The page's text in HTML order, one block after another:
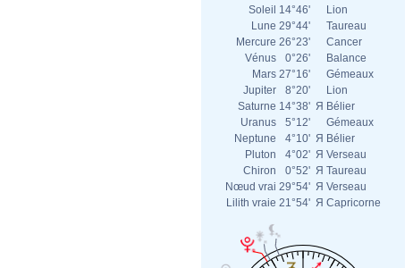
Soleil 14°46'
Lion
Lune 29°44'
Taureau
Mercure 26°23'
Cancer
Vénus
0°26'
Balance
Mars 27°16'
Gémeaux
Jupiter
8°20'
Lion
Saturne 14°38' Я Bélier
Uranus
5°12'
Gémeaux
Neptune
4°10' Я Bélier
Pluton
4°02' Я Verseau
Chiron
0°52' Я Taureau
Nœud vrai 29°54' Я Verseau
Lilith vraie 21°54' Я Capricorne